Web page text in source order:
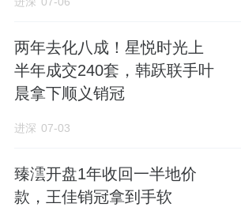
两年去化八成！星悦时光上
半年成交240套，韩跃联手叶
晨拿下顺义销冠
进深 07-03
臻澐开盘1年收回一半地价
款，王佳销冠拿到手软